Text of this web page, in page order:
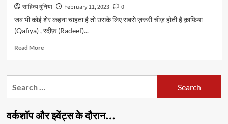
साहित्य दुनिया February 11, 2023
0
जब भी कोई शेर कहना चाहता है तो उसके लिए सबसे ज़रूरी चीज़ होती है क़ाफ़िया
(Qafiya) , रदीफ़ (Radeef)...
Read MoreRead
ख़ज़ाना-
वर्कशॉप और इवेंट्स के दौरान…